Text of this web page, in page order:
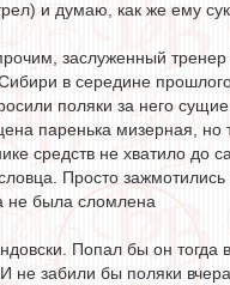
и думаю, как же ему
заслуженный
в середине
поляки за него
паренька мизерная,
средств не хватило до
словца. Просто
не была сломлена
Попал бы он
забили бы поляки